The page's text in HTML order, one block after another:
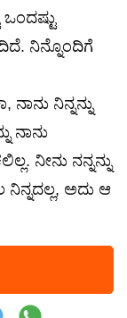
ನಿನ್ನೊಂದಿಗೆ
ನಿನ್ನನ್ನು
ನಾನು
ನೀನು ನನ್ನನ್ನು
ಅದು ಆ